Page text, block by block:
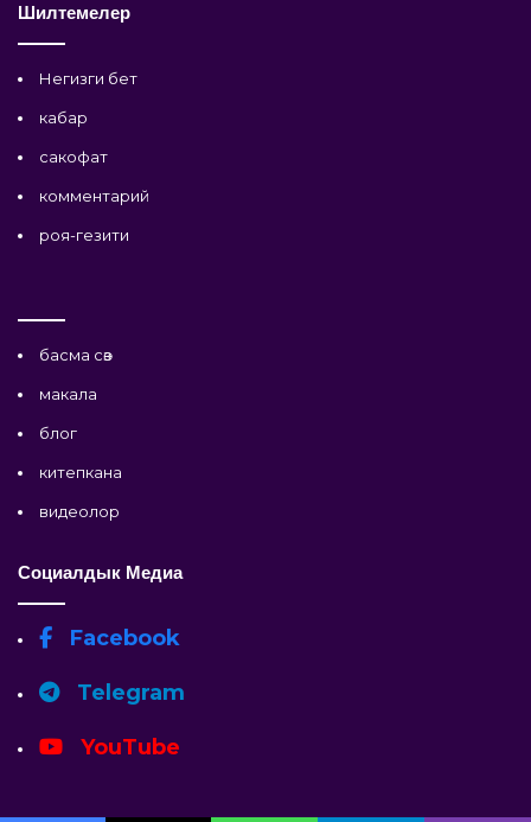
Шилтемелер
Негизги бет
кабар
сакофат
комментарий
роя-гезити
басма сөз
макала
блог
китепкана
видеолор
Социалдык Медиа
Facebook
Telegram
YouTube